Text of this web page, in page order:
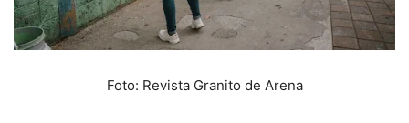
Foto: Revista Granito de Arena